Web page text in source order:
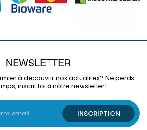
NEWSLETTER
à découvrir nos actualités? Ne perds
inscrit toi à nôtre newsletter!
à
notre
INSCRIPTION